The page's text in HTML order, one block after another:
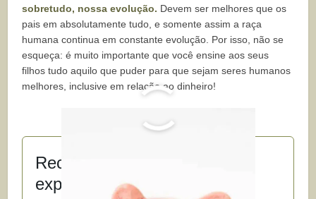
sobretudo, nossa evolução. Devem ser melhores que os
pais em absolutamente tudo, e somente assim a raça
humana continua em constante evolução. Por isso, não se
esqueça: é muito importante que você ensine aos seus
filhos tudo aquilo que puder para que sejam seres humanos
melhores, inclusive em relação ao dinheiro!
Receba conteúdos para
expandir sua consciência